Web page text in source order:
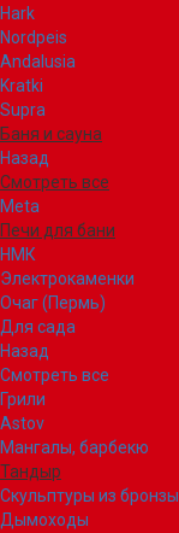
Hark
Nordpeis
Andalusia
Kratki
Supra
Баня и сауна
Назад
Смотреть все
Meta
Печи для бани
НМК
Электрокаменки
Очаг (Пермь)
Для сада
Назад
Смотреть все
Грили
Astov
Мангалы, барбекю
Тандыр
Скульптуры из бронзы
Дымоходы